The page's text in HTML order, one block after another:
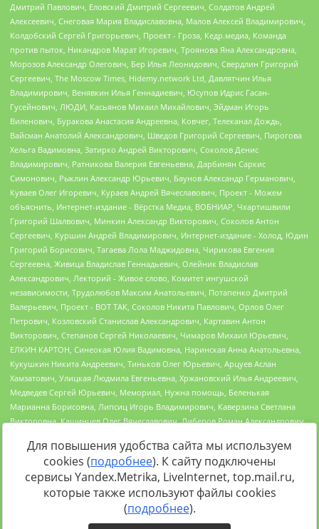
Источник:https://minjust.gov.ru/uploaded/files/reestr-
inostrannyih-agentov-22-03-2024.pdfданные на22.03.2024
Для повышения удобства сайта мы используем
cookies (подробнее). К сайту подключены
сервисы Yandex.Metrika, LiveInternet, top.mail.ru,
которые также используют файлы cookies
(подробнее).